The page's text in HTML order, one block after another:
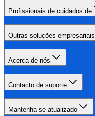
Profissionais de cuidados de
Outras soluções empresariais
Acerca de nós
Contacto de suporte
Mantenha-se atualizado